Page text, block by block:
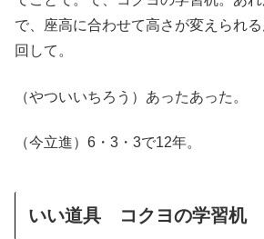
で、座高に合わせて高さが変えられ
回して。
（やついいちろう）あったあった。
（今立進）6・3・3で12年。
いい道具 コクヨの学習机